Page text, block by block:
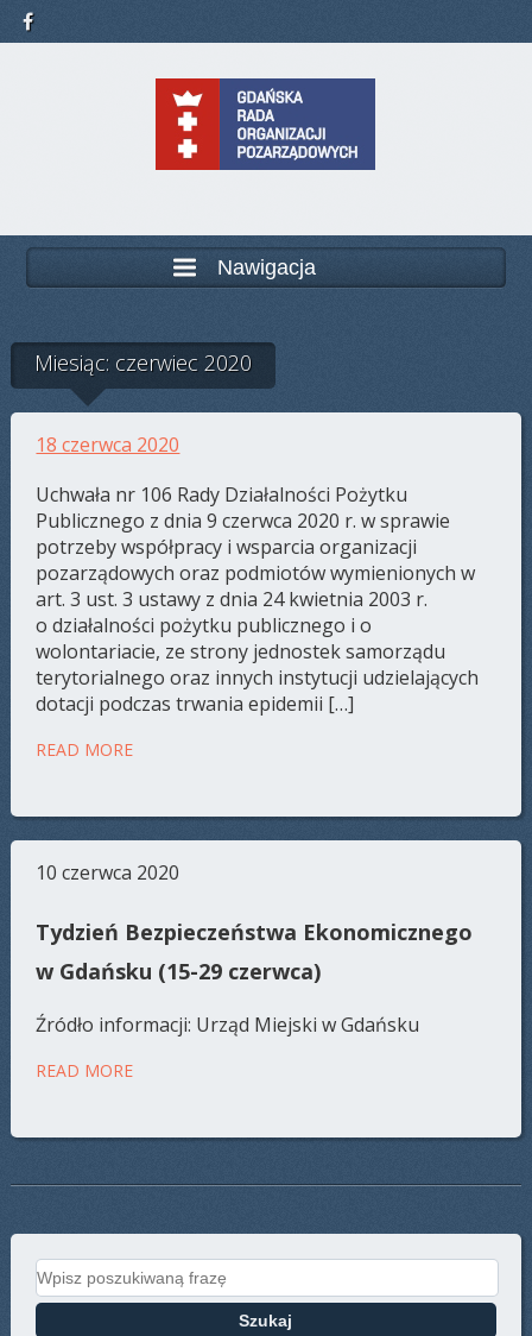
Nawigacja
Miesiąc: czerwiec 2020
18 czerwca 2020
Uchwała nr 106 Rady Działalności Pożytku
Publicznego z dnia 9 czerwca 2020 r. w sprawie
potrzeby współpracy i wsparcia organizacji
pozarządowych oraz podmiotów wymienionych w
art. 3 ust. 3 ustawy z dnia 24 kwietnia 2003 r.
o działalności pożytku publicznego i o
wolontariacie, ze strony jednostek samorządu
terytorialnego oraz innych instytucji udzielających
dotacji podczas trwania epidemii […]
READ MORE
10 czerwca 2020
Tydzień Bezpieczeństwa Ekonomicznego
w Gdańsku (15-29 czerwca)
Źródło informacji: Urząd Miejski w Gdańsku
READ MORE
Search for: